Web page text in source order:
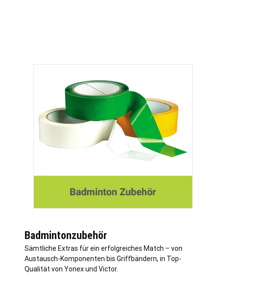
Badmintonzubehör
Sämtliche Extras für ein erfolgreiches Match – von
Austausch-Komponenten bis Griffbändern, in Top-
Qualität von Yonex und Victor.